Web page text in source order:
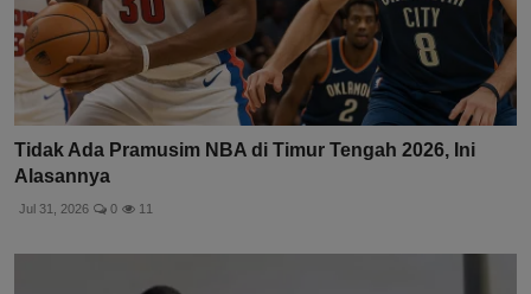
Tidak Ada Pramusim NBA di Timur Tengah 2026, Ini
Alasannya
Jul 31, 2026 0 11